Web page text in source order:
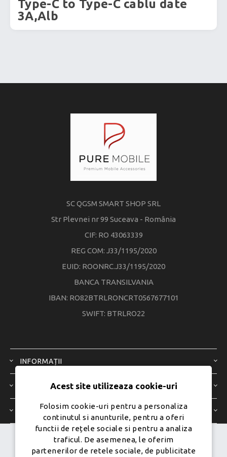
Type-C to Type-C cablu date
3A,Alb
SC QGSM SMART SHOP SRL
Str Plevnei nr 99 Suceava - România
CIF: RO 43063339
REG COM: J33/1195/2020
EUID: ROONRC.J33/1195/2020
BANCA TRANSILVANIA
IBAN: RO82BTRLRONCRT0567677101
SWIFT: BTRLRO22
INFORMAȚII
SERVICIU CLIENȚI
CONTUL MEU
Dezvoltat de
Ecom Digital -
Acest site utilizeaza cookie-uri
Folosim cookie-uri pentru a personaliza
continutul si anunturile, pentru a oferi
functii de rețele sociale si pentru a analiza
traficul. De asemenea, le oferim
partenerilor de retele sociale, de publicitate